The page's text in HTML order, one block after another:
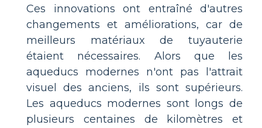
Ces innovations ont entraîné d'autres
changements et améliorations, car de
meilleurs matériaux de tuyauterie
étaient nécessaires. Alors que les
aqueducs modernes n'ont pas l'attrait
visuel des anciens, ils sont supérieurs.
Les aqueducs modernes sont longs de
plusieurs centaines de kilomètres et